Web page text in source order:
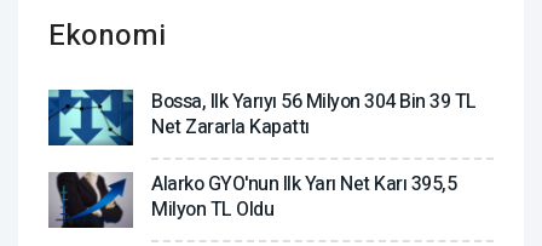
Ekonomi
Bossa, Ilk Yarıyı 56 Milyon 304 Bin 39 TL
Net Zararla Kapattı
Alarko GYO'nun Ilk Yarı Net Karı 395,5
Milyon TL Oldu